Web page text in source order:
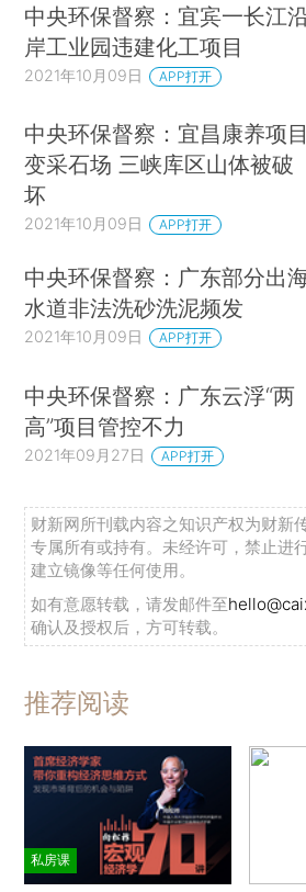
中央环保督察：宜宾一长江
岸工业园违建化工项目
2021年10月09日 APP打开
中央环保督察：宜昌康养项目
变采石场 三峡库区山体被破
坏
2021年10月09日 APP打开
中央环保督察：广东部分出
水道非法洗砂洗泥频发
2021年10月09日 APP打开
中央环保督察：广东云浮“两
高”项目管控不力
2021年09月27日 APP打开
财新网所刊载内容之知识产权为财新
专属所有或持有。未经许可，禁止进
建立镜像等任何使用。
如有意愿转载，请发邮件至
确认及授权后，方可转载。
推荐阅读
私房课